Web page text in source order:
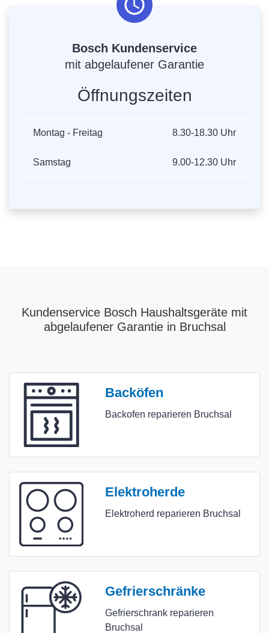
Bosch Kundenservice
mit abgelaufener Garantie
Öffnungszeiten
Montag - Freitag 8.30-18.30 Uhr
Samstag 9.00-12.30 Uhr
Kundenservice Bosch Haushaltsgeräte mit
abgelaufener Garantie in Bruchsal
Backöfen
Backofen reparieren Bruchsal
Elektroherde
Elektroherd reparieren Bruchsal
Gefrierschränke
Gefrierschrank reparieren
Bruchsal